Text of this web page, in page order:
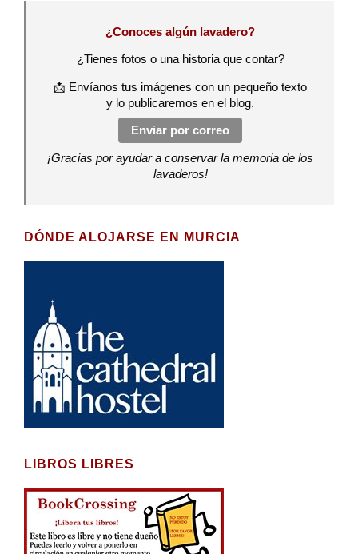
¿Conoces algún lavadero?
¿Tienes fotos o una historia que contar?
📩 Envíanos tus imágenes con un pequeño texto
y lo publicaremos en el blog.
Enviar por correo
¡Gracias por ayudar a conservar la memoria de los
lavaderos!
DÓNDE ALOJARSE EN MURCIA
LIBROS LIBRES